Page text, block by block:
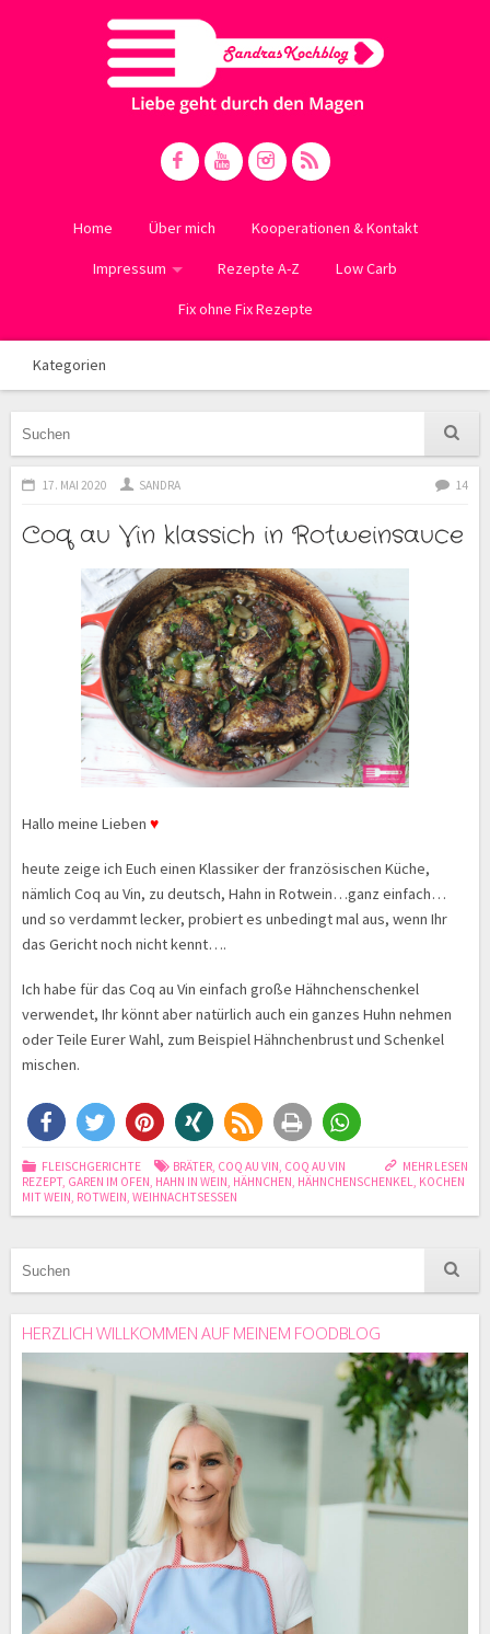
Home Über mich Kooperationen & Kontakt
Impressum Rezepte A-Z Low Carb
Fix ohne Fix Rezepte
Kategorien
17. MAI 2020 SANDRA 14
Coq au Vin klassich in Rotweinsauce
Hallo meine Lieben ♥
heute zeige ich Euch einen Klassiker der französischen Küche,
nämlich Coq au Vin, zu deutsch, Hahn in Rotwein…ganz einfach…
und so verdammt lecker, probiert es unbedingt mal aus, wenn Ihr
das Gericht noch nicht kennt….
Ich habe für das Coq au Vin einfach große Hähnchenschenkel
verwendet, Ihr könnt aber natürlich auch ein ganzes Huhn nehmen
oder Teile Eurer Wahl, zum Beispiel Hähnchenbrust und Schenkel
mischen.
MEHR LESEN
FLEISCHGERICHTE BRÄTER, COQ AU VIN, COQ AU VIN
REZEPT, GAREN IM OFEN, HAHN IN WEIN, HÄHNCHEN, HÄHNCHENSCHENKEL, KOCHEN
MIT WEIN, ROTWEIN, WEIHNACHTSESSEN
HERZLICH WILLKOMMEN AUF MEINEM FOODBLOG